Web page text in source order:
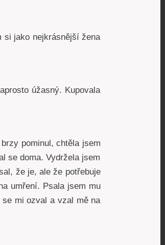
si jako nejkrásnější žena
úžasný. Kupovala
pominul, chtěla jsem
se doma. Vydržela jsem
že je, ale že potřebuje
umření. Psala jsem mu
mi ozval a vzal mě na